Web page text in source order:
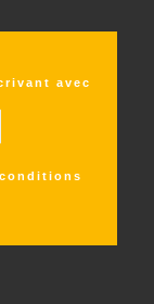
avec